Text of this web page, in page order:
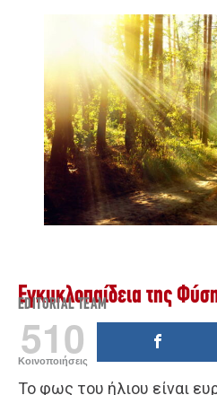
Εγκυκλοπαίδεια της
EDITORIAL TEAM
510
Κοινοποιήσεις
Το φως του ήλιου είναι